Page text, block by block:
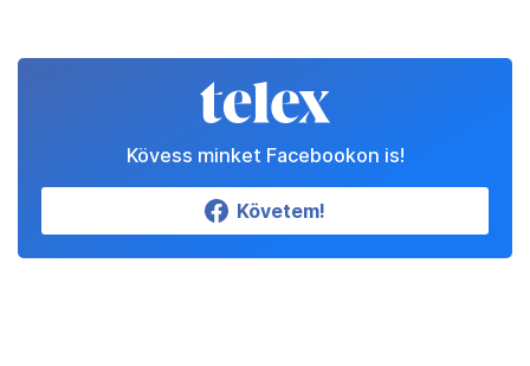
Kövess minket Facebookon is!
Követem!